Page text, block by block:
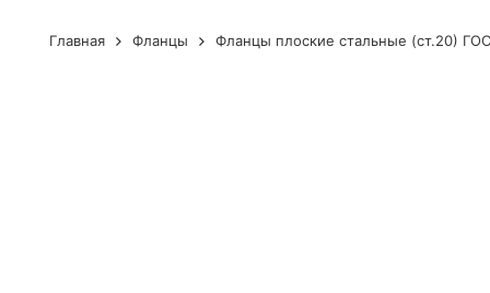
Главная Фланцы Фланцы плоские стальные (ст.20)